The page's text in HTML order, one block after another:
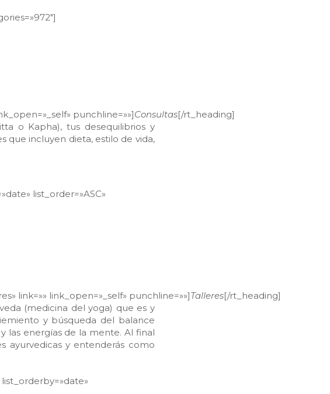
punchline=»»]Consultas[/rt_heading]
o Kapha), tus desequilibrios y
que incluyen dieta, estilo de vida,
list_order=»ASC»
link=»» link_open=»_self» punchline=»»]Talleres[/rt_heading]
(medicina del yoga) que es y
y búsqueda del balance
las energías de la mente. Al final
ayurvedicas y entenderás como